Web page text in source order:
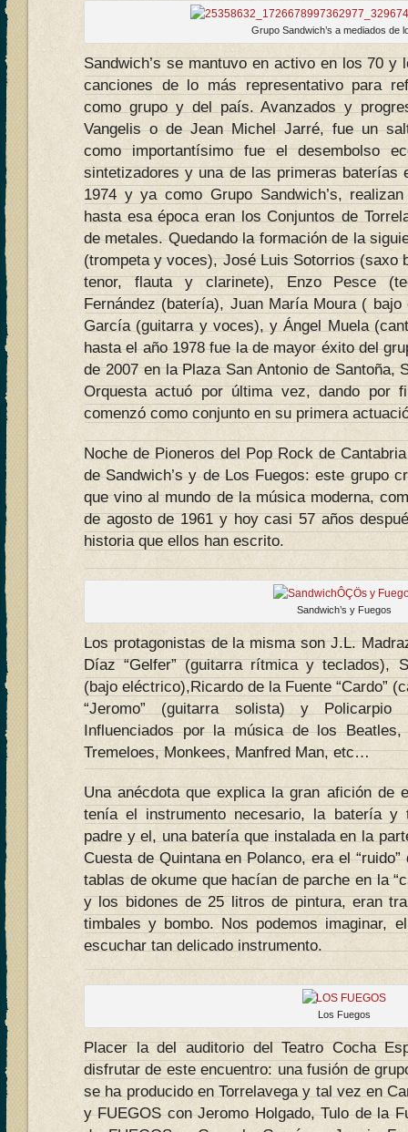
Grupo Sandwich’s a mediados de
Sandwich’s se mantuvo en activo en los 70 y
canciones de lo más representativo para
como grupo y del país. Avanzados y
Vangelis o de Jean Michel Jarré, fue un
como importantísimo fue el desembolso
sintetizadores y una de las primeras baterías
1974 y ya como Grupo Sandwich’s,
hasta esa época eran los Conjuntos de
de metales. Quedando la formación de la
(trompeta y voces), José Luis Sotorrios (saxo
tenor, flauta y clarinete), Enzo Pesce
Fernández (batería), Juan María Moura (
García (guitarra y voces), y Ángel Muela
hasta el año 1978 fue la de mayor éxito del
de 2007 en la Plaza San Antonio de Santoña,
Orquesta actuó por última vez, dando por
comenzó como conjunto en su primera
Noche de Pioneros del Pop Rock de
de Sandwich’s y de Los Fuegos: este grupo
que vino al mundo de la música moderna,
de agosto de 1961 y hoy casi 57 años
historia que ellos han escrito.
Sandwich’s y Fuegos
Los protagonistas de la misma son J.L.
Díaz “Gelfer” (guitarra rítmica y teclados),
(bajo eléctrico),Ricardo de la Fuente “Cardo”
“Jeromo” (guitarra solista) y Policarpio
Influenciados por la música de los
Tremeloes, Monkees, Manfred Man, etc…
Una anécdota que explica la gran afición de
tenía el instrumento necesario, la batería y
padre y el, una batería que instalada en la
Cuesta de Quintana en Polanco, era el
tablas de okume que hacían de parche en la
y los bidones de 25 litros de pintura, eran
timbales y bombo. Nos podemos imaginar,
escuchar tan delicado instrumento.
Los Fuegos
Placer la del auditorio del Teatro Cocha
disfrutar de este encuentro: una fusión de
se ha producido en Torrelavega y tal vez en
y FUEGOS con Jeromo Holgado, Tulo de la